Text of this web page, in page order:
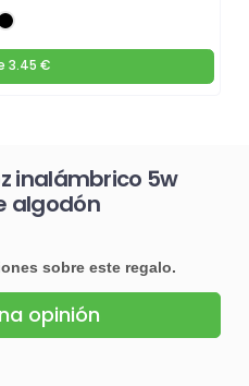
3.45 €
inalámbrico 5w
algodón
sobre este regalo.
opinión